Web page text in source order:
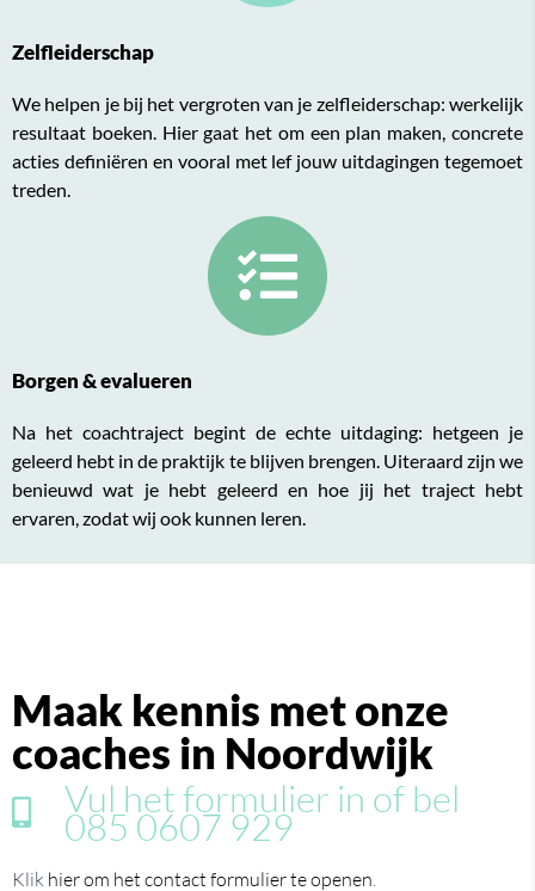
Zelfleiderschap
We helpen je bij het vergroten van je zelfleiderschap: werkelijk
resultaat boeken. Hier gaat het om een plan maken, concrete
acties definiëren en vooral met lef jouw uitdagingen tegemoet
treden.
Borgen & evalueren
Na het coachtraject begint de echte uitdaging: hetgeen je
geleerd hebt in de praktijk te blijven brengen. Uiteraard zijn we
benieuwd wat je hebt geleerd en hoe jij het traject hebt
ervaren, zodat wij ook kunnen leren.
Maak kennis met onze
coaches in Noordwijk
Vul het formulier in of bel
085 0607 929
Klik hier om het contact formulier te openen.